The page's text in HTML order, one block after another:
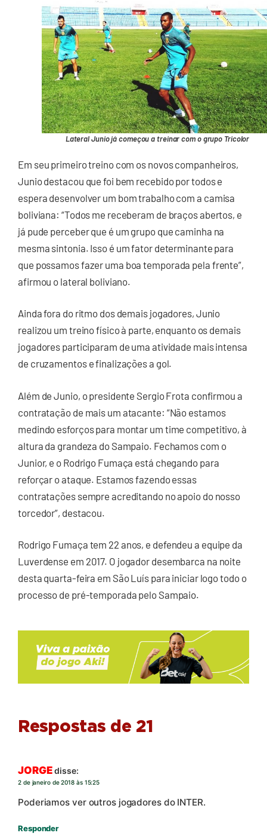
Lateral Junio já começou a treinar com o grupo Tricolor
Em seu primeiro treino com os novos companheiros,
Junio destacou que foi bem recebido por todos e
espera desenvolver um bom trabalho com a camisa
boliviana: “Todos me receberam de braços abertos, e
já pude perceber que é um grupo que caminha na
mesma sintonia. Isso é um fator determinante para
que possamos fazer uma boa temporada pela frente”,
afirmou o lateral boliviano.
Ainda fora do ritmo dos demais jogadores, Junio
realizou um treino físico à parte, enquanto os demais
jogadores participaram de uma atividade mais intensa
de cruzamentos e finalizações a gol.
Além de Junio, o presidente Sergio Frota confirmou a
contratação de mais um atacante: “Não estamos
medindo esforços para montar um time competitivo, à
altura da grandeza do Sampaio. Fechamos com o
Junior, e o Rodrigo Fumaça está chegando para
reforçar o ataque. Estamos fazendo essas
contratações sempre acreditando no apoio do nosso
torcedor”, destacou.
Rodrigo Fumaça tem 22 anos, e defendeu a equipe da
Luverdense em 2017. O jogador desembarca na noite
desta quarta-feira em São Luís para iniciar logo todo o
processo de pré-temporada pelo Sampaio.
Respostas de 21
JORGE disse:
2 de janeiro de 2018 às 15:25
Poderiamos ver outros jogadores do INTER.
Responder